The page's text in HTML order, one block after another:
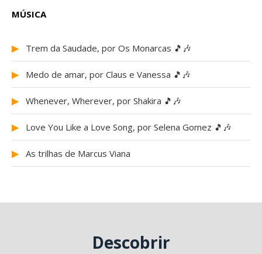
MÚSICA
▶ Trem da Saudade, por Os Monarcas 🎵🎶
▶ Medo de amar, por Claus e Vanessa 🎵🎶
▶ Whenever, Wherever, por Shakira 🎵🎶
▶ Love You Like a Love Song, por Selena Gomez 🎵🎶
▶ As trilhas de Marcus Viana
Descobrir